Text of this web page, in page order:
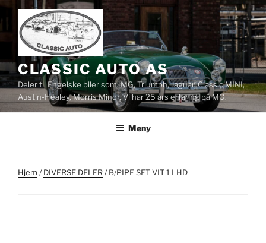
Gå
til
innhold
CLASSIC AUTO AS
Deler til Engelske biler som: MG, Triumph, Jaguar, Classic MINI,
Austin-Healey, Morris Minor. Vi har 25 års erfaring på MG.
Meny
Hjem /DIVERSE DELER/ B/PIPE SET VIT 1 LHD